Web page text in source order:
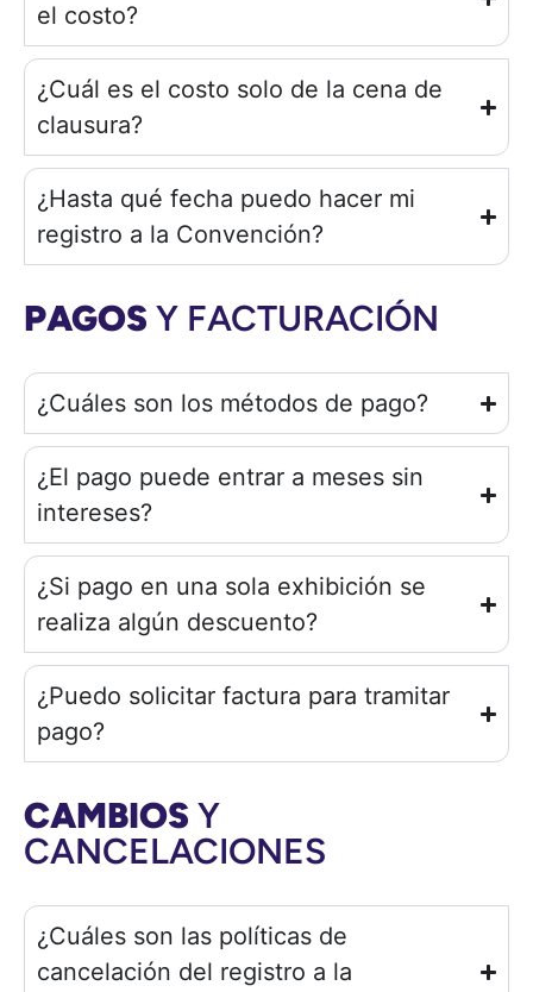
el costo?
¿Cuál es el costo solo de la cena de
clausura?
¿Hasta qué fecha puedo hacer mi
registro a la Convención?
PAGOS Y FACTURACIÓN
¿Cuáles son los métodos de pago?
¿El pago puede entrar a meses sin
intereses?
¿Si pago en una sola exhibición se
realiza algún descuento?
¿Puedo solicitar factura para tramitar
pago?
CAMBIOS Y
CANCELACIONES
¿Cuáles son las políticas de
cancelación del registro a la